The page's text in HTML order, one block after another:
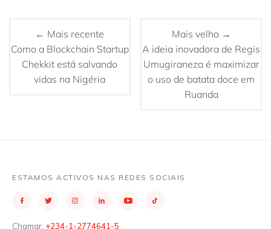
← Mais recente
Como a Blockchain Startup
Chekkit está salvando
vidas na Nigéria
Mais velho →
A ideia inovadora de Regis
Umugiraneza é maximizar
o uso de batata doce em
Ruanda
ESTAMOS ACTIVOS NAS REDES SOCIAIS
Chamar: +234-1-2774641-5